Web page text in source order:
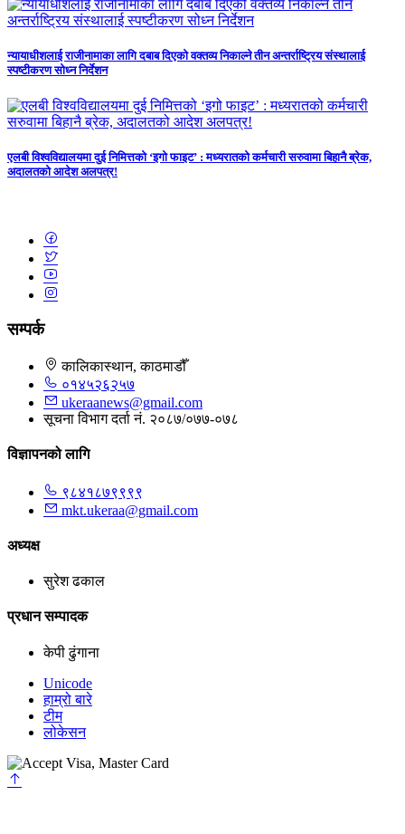
न्यायाधीशलाई राजीनामाका लागि दबाब दिएको वक्तव्य निकाल्ने तीन अन्तर्राष्ट्रिय संस्थालाई
स्पष्टीकरण सोध्न निर्देशन
एलबी विश्वविद्यालयमा दुई निमित्तको ‘इगो फाइट’ : मध्यरातको कर्मचारी सरुवामा बिहानै ब्रेक,
अदालतको आदेश अलपत्र!
सम्पर्क
कालिकास्थान, काठमाडौँ
०१४५२६२५७
ukeraanews@gmail.com
सूचना विभाग दर्ता नं. २०८७/०७७-०७८
विज्ञापनको लागि
९८४१८७९९९९
mkt.ukeraa@gmail.com
अध्यक्ष
सुरेश ढकाल
प्रधान सम्पादक
केपी ढुंगाना
Unicode
हाम्रो बारे
टीम
लोकेसन